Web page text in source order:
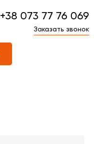
+38 073 77 76 069
Заказать звонок